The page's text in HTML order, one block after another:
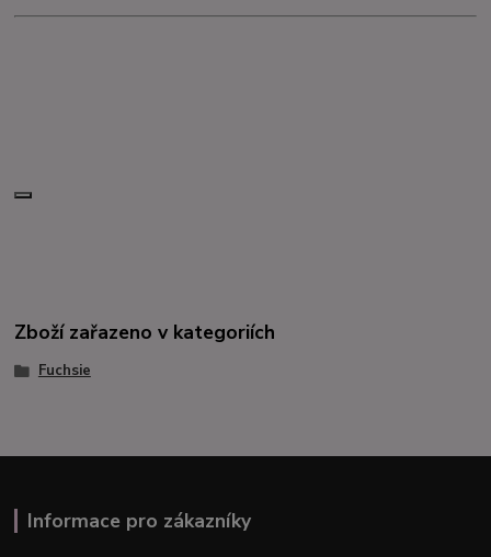
Zboží zařazeno v kategoriích
Fuchsie
Informace pro zákazníky